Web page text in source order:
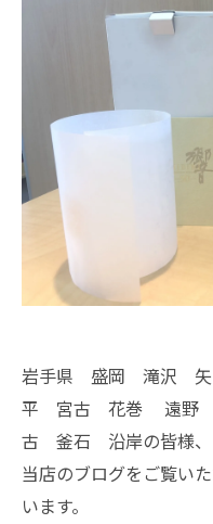
岩手県 盛岡 滝沢
平 宮古 花巻 遠野
古 釜石 沿岸の皆様、
当店のブログをご覧い
います。